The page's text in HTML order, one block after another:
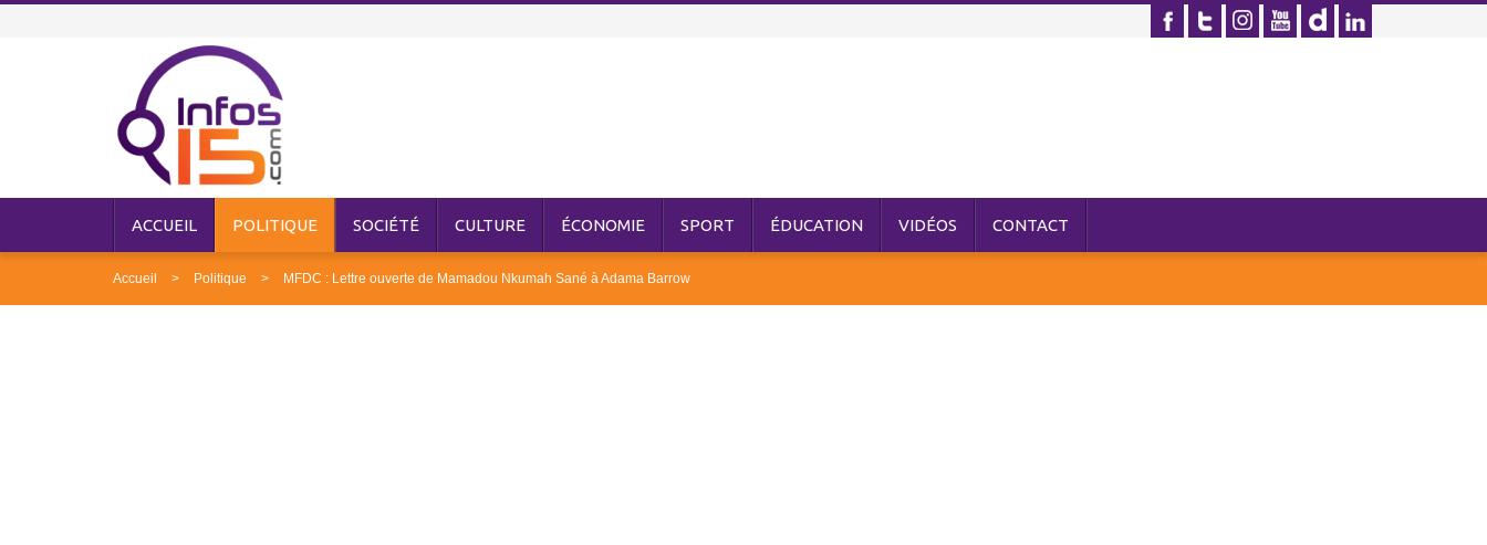
ACCUEIL POLITIQUE SOCIÉTÉ CULTURE ÉCONOMIE SPORT ÉDUCATION VIDÉOS CONTACT
Accueil Politique MFDC : Lettre ouverte de Mamadou Nkumah Sané à Adama Barrow